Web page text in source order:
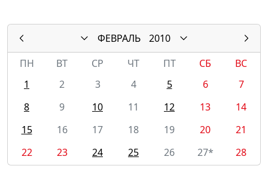
ФЕВРАЛЬ
2010
ПН
ВТ СР ЧТ ПТ СБ
ВС
1
2 3 4 5 6
7
8
9 10 11 12 13
14
15
16 17 18 19 20
21
22
23 24 25 26 27* 28